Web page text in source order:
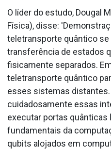
O líder do estudo, Dougal
Física), disse:
teletransporte quântico
transferência de estados
fisicamente separados.
teletransporte quântico
esses sistemas distantes.
cuidadosamente essas
executar portas quânticas
fundamentais da
qubits alojados em